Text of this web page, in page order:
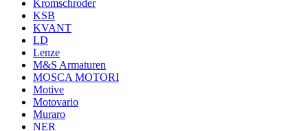
Kromschroder
KSB
KVANT
LD
Lenze
M&S Armaturen
MOSCA MOTORI
Motive
Motovario
Muraro
NER